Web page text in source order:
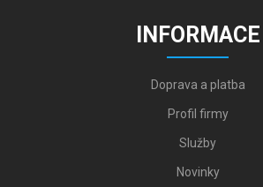
INFORMACE
Doprava a platba
Profil firmy
Služby
Novinky